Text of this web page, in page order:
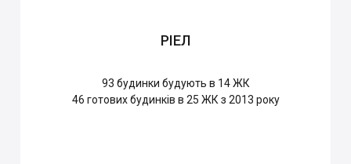
РІЕЛ
93 будинки будують в 14 ЖК
46 готових будинків в 25 ЖК з 2013 року